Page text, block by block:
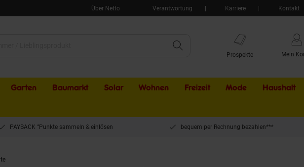
Über Netto Verantwortung Karriere Kontakt
Prospekte Mein
Garten Baumarkt Solar Wohnen Freizeit Mode Haushalt
PAYBACK °Punkte sammeln & einlösen bequem per Rechnung bezahlen***